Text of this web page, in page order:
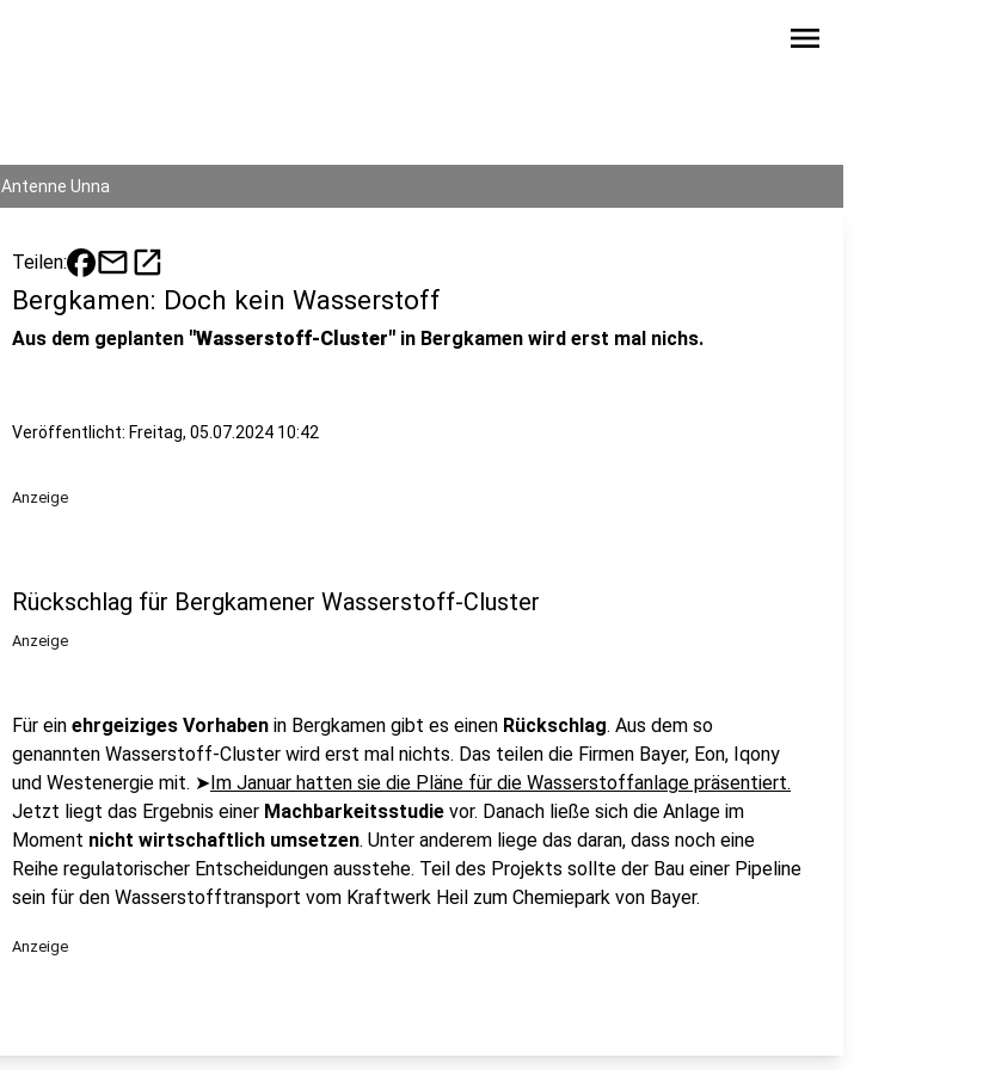
menu
Antenne Unna
Teilen: mailopen_in_new
Bergkamen: Doch kein Wasserstoff
Aus dem geplanten "Wasserstoff-Cluster" in Bergkamen wird erst mal nichs.
Veröffentlicht: Freitag, 05.07.2024 10:42
Anzeige
Rückschlag für Bergkamener Wasserstoff-Cluster
Anzeige
Für ein ehrgeiziges Vorhaben in Bergkamen gibt es einen Rückschlag. Aus dem so
genannten Wasserstoff-Cluster wird erst mal nichts. Das teilen die Firmen Bayer, Eon, Iqony
und Westenergie mit. ➤Im Januar hatten sie die Pläne für die Wasserstoffanlage präsentiert.
Jetzt liegt das Ergebnis einer Machbarkeitsstudie vor. Danach ließe sich die Anlage im
Moment nicht wirtschaftlich umsetzen. Unter anderem liege das daran, dass noch eine
Reihe regulatorischer Entscheidungen ausstehe. Teil des Projekts sollte der Bau einer Pipeline
sein für den Wasserstofftransport vom Kraftwerk Heil zum Chemiepark von Bayer.
Anzeige